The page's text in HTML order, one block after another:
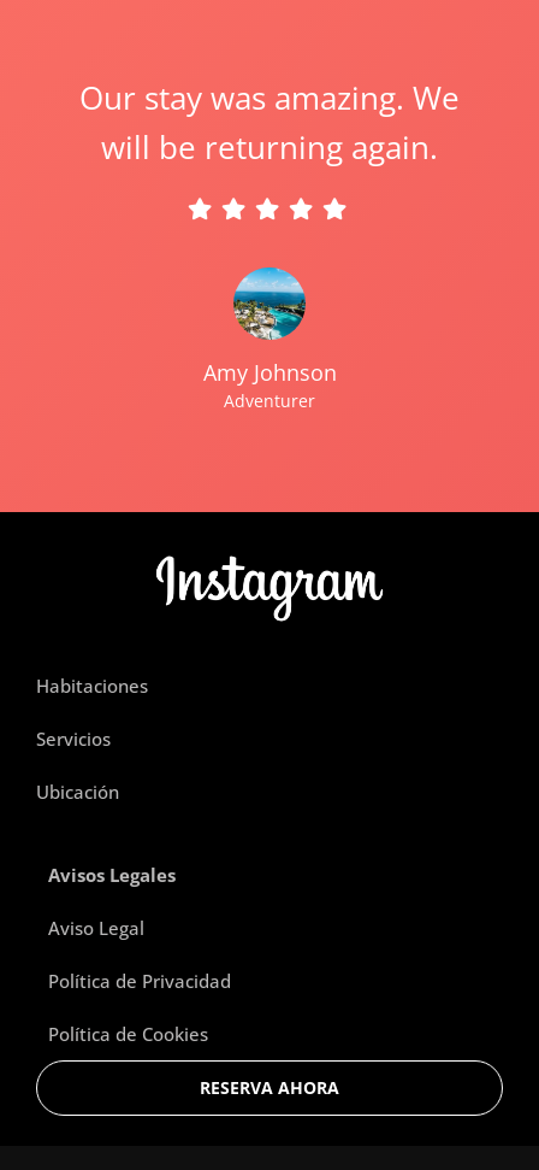
Our stay was amazing. We
will be returning again.
Amy Johnson
Adventurer
Habitaciones
Servicios
Ubicación
Avisos Legales
Aviso Legal
Política de Privacidad
Política de Cookies
RESERVA AHORA